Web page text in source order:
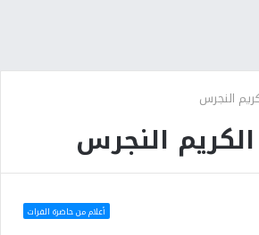
النجرس
النجرس
أعلام من حاضرة الفرات